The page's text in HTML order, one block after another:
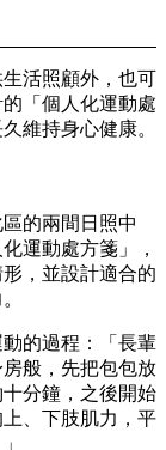
活照顧外，也可
「個人化運動處
維持身心健康。
的兩間日照中
運動處方箋」，
，並設計適合的
的過程：「長輩
般，先把包包放
分鐘，之後開始
、下肢肌力，平